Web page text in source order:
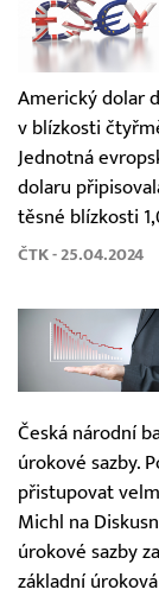
Americký dolar
v blízkosti
Jednotná
dolaru
těsné blízkosti
ČTK - 25.04.2024
Česká národní
úrokové sazby.
přistupovat
Michl na
úrokové sazby
základní